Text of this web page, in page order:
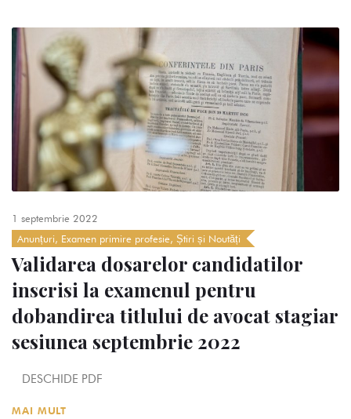
1 septembrie 2022
Anunțuri, Examen primire profesie, Știri și Noutăți
Validarea dosarelor candidatilor
inscrisi la examenul pentru
dobandirea titlului de avocat stagiar
sesiunea septembrie 2022
DESCHIDE PDF
MAI MULT